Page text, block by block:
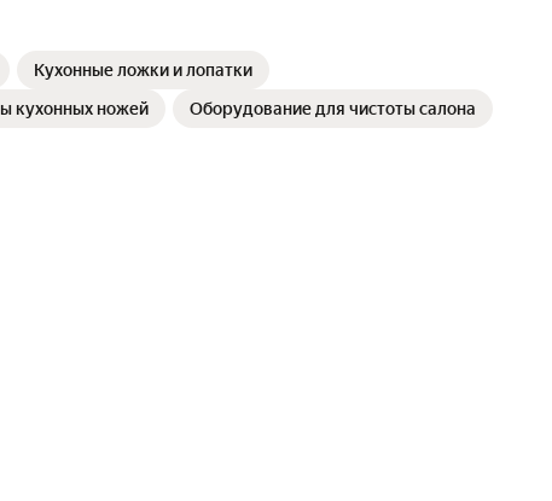
Кухонные ложки и лопатки
кухонных ножей
Оборудование для чистоты салона